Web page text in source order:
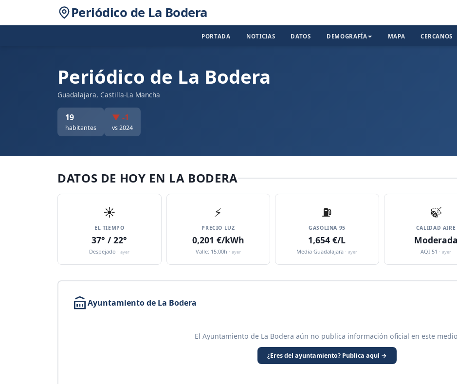
Periódico de La Bodera
PORTADA NOTICIAS DATOS DEMOGRAFÍA MAPA CERCANOS
Periódico de La Bodera
Guadalajara, Castilla-La Mancha
19
habitantes
▼ -1
vs 2024
DATOS DE HOY EN LA BODERA
☀️
EL TIEMPO
37° / 22°
Despejado ·ayer
⚡
PRECIO LUZ
0,201 €/kWh
Valle: 15:00h · ayer
⛽️
GASOLINA 95
1,654 €/L
Media Guadalajara ·ayer
🍃
CALIDAD AIRE
Moderada
AQI 51 ·ayer
Ayuntamiento de La Bodera
El Ayuntamiento de La Bodera aún no publica información oficial en este
¿Eres del ayuntamiento? Publica aquí →